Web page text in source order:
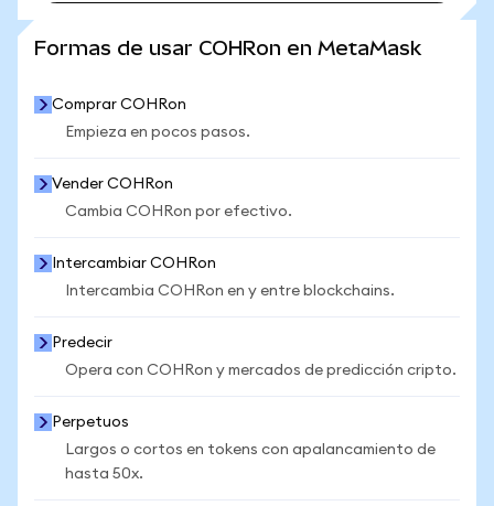
Formas de usar COHRon en MetaMask
Comprar COHRon
Empieza en pocos pasos.
Vender COHRon
Cambia COHRon por efectivo.
Intercambiar COHRon
Intercambia COHRon en y entre blockchains.
Predecir
Opera con COHRon y mercados de predicción cripto.
Perpetuos
Largos o cortos en tokens con apalancamiento de
hasta 50x.